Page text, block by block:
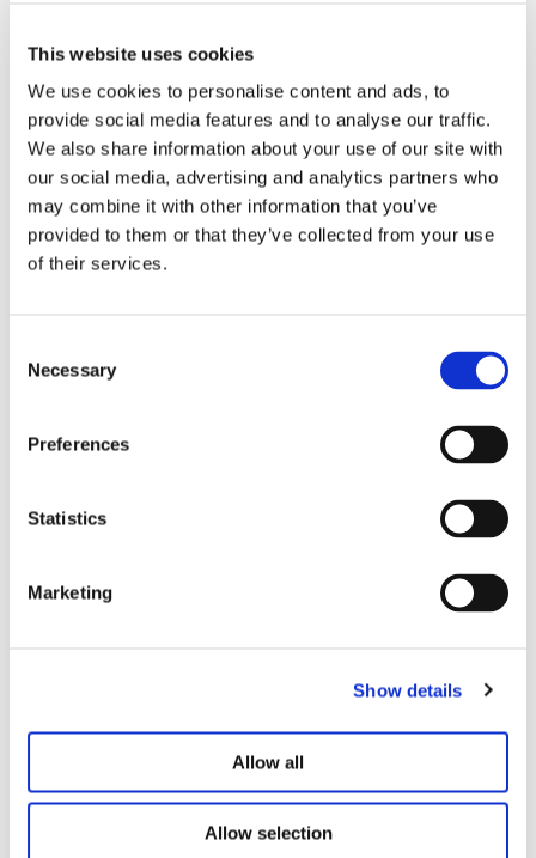
This website uses cookies
We use cookies to personalise content and ads, to
provide social media features and to analyse our traffic.
We also share information about your use of our site with
our social media, advertising and analytics partners who
may combine it with other information that you’ve
provided to them or that they’ve collected from your use
of their services.
Selection
Necessary
Preferences
Statistics
Marketing
Show details
Allow all
Allow selection
griechisches Vergnügen!
Aber was wäre Griechenland ohne seine berühmten
Strände und Inseln? Wohl nirgendwo sonst auf der Welt
hat man die Möglichkeit, einen entspannten Badeurlaub
mit einer solchen Dichte an kulturellen
Sehenswürdigkeiten zu verbinden! Erkunden Sie mit dem
Mietwagen inGriechenland
wartet, von Ihnen entdeckt zu werden. Auch Kreta die
größte insel griechenlands ist unbedingt einen besuch
wert. Hier finden sich nicht nur berühmten ruinen von
knossos, sondern mit Heraklion auch eine der
Griechenland hat unendlich viel zu bieten – erkunden Sie
die Vielfalt dieses uralten Landes mit dem Leihwagen auf
Geschwindigkeit Ortschaften
50 km/h
Geschwindigkeit Autobahn
110 bzw. 120 km/h
Geschwindigkeit Landstraße
90 km/h
Links/Rechtsverkehr
Rechtsverkehr